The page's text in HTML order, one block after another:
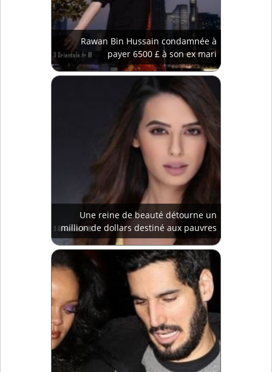
Rawan Bin Hussain condamnée à
payer 6500 £ à son ex mari
Une reine de beauté détourne un
million de dollars destiné aux pauvres